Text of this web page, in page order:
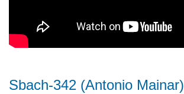
Sbach-342 (Antonio Mainar)